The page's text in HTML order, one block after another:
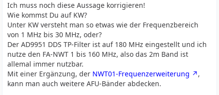
Ich muss noch diese Aussage korrigieren!
Wie kommst Du auf KW?
Unter KW versteht man so etwas wie der Frequenzbereich
von 1 MHz bis 30 MHz, oder?
Der AD9951 DDS TP-Filter ist auf 180 MHz eingestellt und ich
nutze den FA-NWT 1 bis 160 MHz, also das 2m Band ist
allemal immer nutzbar.
Mit einer Ergänzung, der NWT01-Frequenzerweiterung
,
kann man auch weitere AFU-Bänder abdecken.